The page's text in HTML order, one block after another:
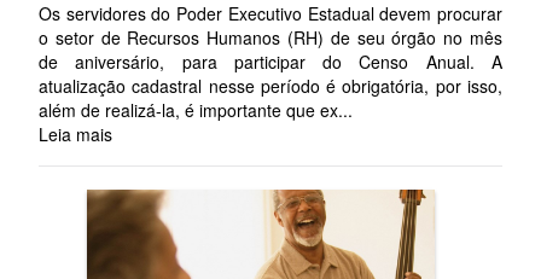
Os servidores do Poder Executivo Estadual devem procurar
o setor de Recursos Humanos (RH) de seu órgão no mês
de aniversário, para participar do Censo Anual. A
atualização cadastral nesse período é obrigatória, por isso,
além de realizá-la, é importante que ex...
Leia mais